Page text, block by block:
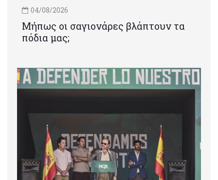
04/08/2026
Μήπως οι σαγιονάρες βλάπτουν τα
πόδια μας;